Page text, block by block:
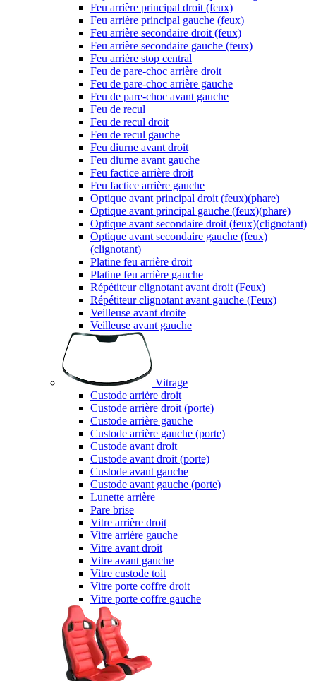
Feu arrière principal droit (feux)
Feu arrière principal gauche (feux)
Feu arrière secondaire droit (feux)
Feu arrière secondaire gauche (feux)
Feu arrière stop central
Feu de pare-choc arrière droit
Feu de pare-choc arrière gauche
Feu de pare-choc avant gauche
Feu de recul
Feu de recul droit
Feu de recul gauche
Feu diurne avant droit
Feu diurne avant gauche
Feu factice arrière droit
Feu factice arrière gauche
Optique avant principal droit (feux)(phare)
Optique avant principal gauche (feux)(phare)
Optique avant secondaire droit (feux)(clignotant)
Optique avant secondaire gauche (feux)
(clignotant)
Platine feu arrière droit
Platine feu arrière gauche
Répétiteur clignotant avant droit (Feux)
Répétiteur clignotant avant gauche (Feux)
Veilleuse avant droite
Veilleuse avant gauche
Vitrage
Custode arrière droit
Custode arrière droit (porte)
Custode arrière gauche
Custode arrière gauche (porte)
Custode avant droit
Custode avant droit (porte)
Custode avant gauche
Custode avant gauche (porte)
Lunette arrière
Pare brise
Vitre arrière droit
Vitre arrière gauche
Vitre avant droit
Vitre avant gauche
Vitre custode toit
Vitre porte coffre droit
Vitre porte coffre gauche